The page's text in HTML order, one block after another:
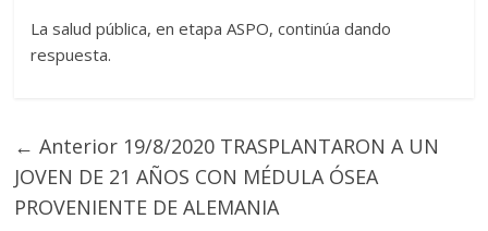
La salud pública, en etapa ASPO, continúa dando
respuesta.
← Anterior 19/8/2020 TRASPLANTARON A UN
JOVEN DE 21 AÑOS CON MÉDULA ÓSEA
PROVENIENTE DE ALEMANIA